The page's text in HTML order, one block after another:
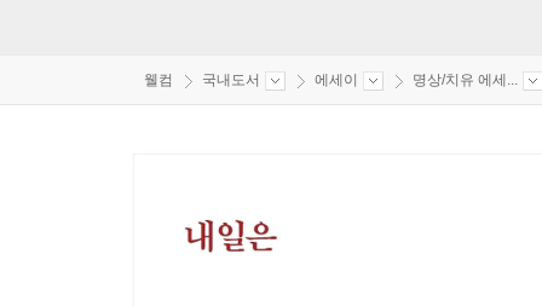
웰컴 국내도서 에세이 명상/치유 에세...